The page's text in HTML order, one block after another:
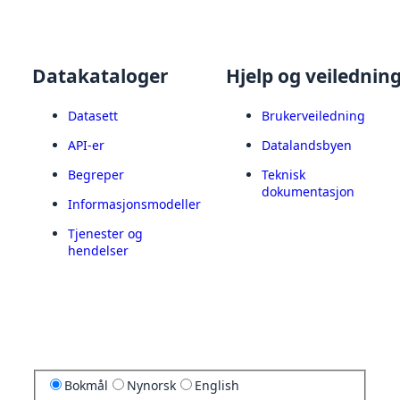
Datakataloger
Datasett
API-er
Begreper
Informasjonsmodeller
Tjenester og
hendelser
Hjelp og
Brukerveiledning
Datalandsbyen
Teknisk
dokumentasjon
Bokmål Nynorsk English